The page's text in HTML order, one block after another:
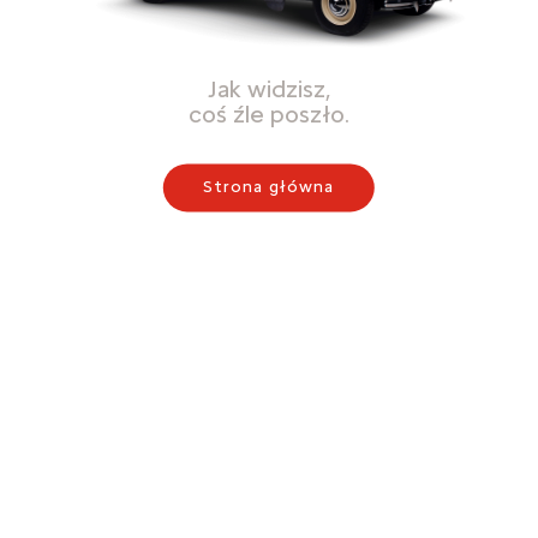
Jak widzisz,
coś źle poszło.
Strona główna